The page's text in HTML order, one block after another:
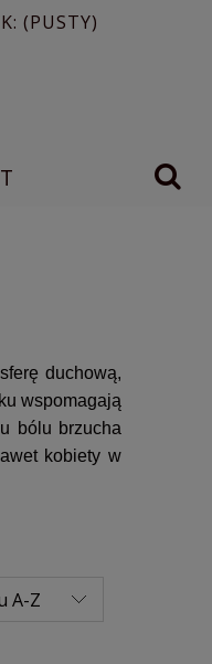
(PUSTY)
duchową,
wspomagają
bólu brzucha
kobiety w
A-Z